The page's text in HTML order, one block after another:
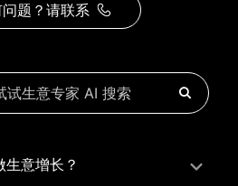
题？请联系
意增长？